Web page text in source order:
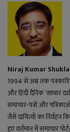
Niraj Kumar Shukla
1994 से अब तक
और हिंदी दैनिक 'साभार
समाचार-पत्रों और
जैसे दायित्वों का निर्वहन
हुए वर्तमान में समाचार